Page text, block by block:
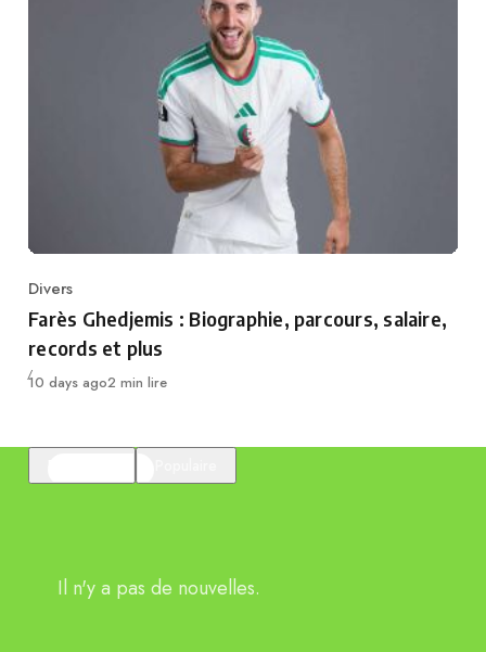
Category
Divers
Farès Ghedjemis : Biographie, parcours, salaire,
records et plus
Publié
10 days ago2 min lire
Il n'y a pas de nouvelles.